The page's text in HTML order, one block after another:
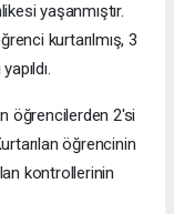
yaşanmıştır.
kurtarılmış, 3
öğrencilerden 2'si
öğrencinin
kontrollerinin